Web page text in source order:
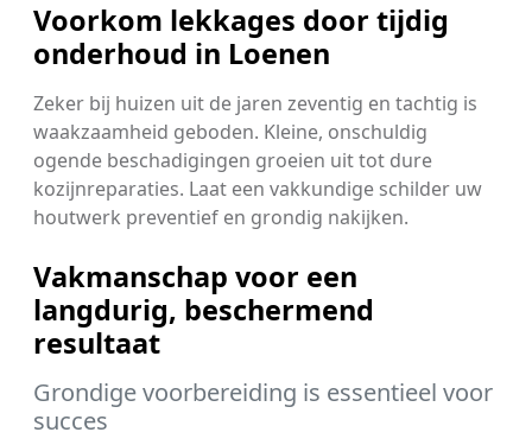
Voorkom lekkages door tijdig
onderhoud in Loenen
Zeker bij huizen uit de jaren zeventig en tachtig is
waakzaamheid geboden. Kleine, onschuldig
ogende beschadigingen groeien uit tot dure
kozijnreparaties. Laat een vakkundige schilder uw
houtwerk preventief en grondig nakijken.
Vakmanschap voor een
langdurig, beschermend
resultaat
Grondige voorbereiding is essentieel voor
succes